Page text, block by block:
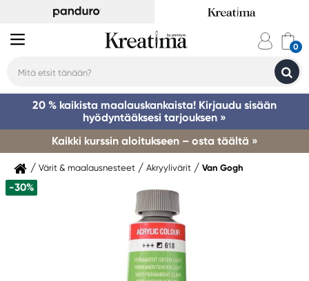
20 % kaikista maalauskankaista! Kirjaudu sisään
hyödyntääksesi tarjouksen »
Kaikki kurssin aloitukseen – osta täältä »
Värit & maalausnesteet Akryylivärit Van Gogh
-30%